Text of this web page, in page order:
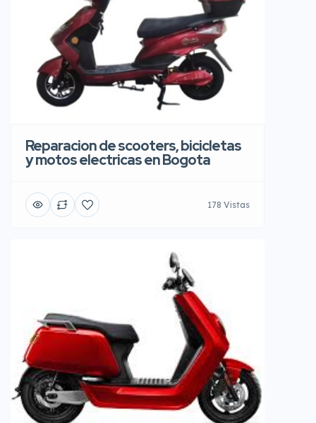
Reparacion de scooters, bicicletas
y motos electricas en Bogota
178 Vistas